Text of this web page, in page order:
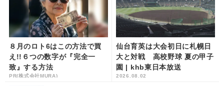
８月のロト6はこの方法で買
え!!６つの数字が『完全一
致』する方法
PR(株式会社MURA)
仙台育英は大会初日に札幌日
大と対戦 高校野球 夏の甲子
園 | khb東日本放送
2026.08.02